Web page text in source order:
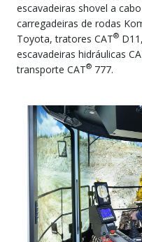
escavadeiras shovel a
carregadeiras de rodas
Toyota, tratores CAT®
escavadeiras hidráulicas
transporte CAT® 777.